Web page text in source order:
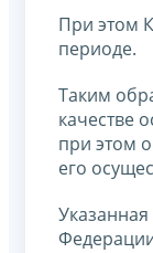
При этом
периоде.
Таким
качестве
при этом
его